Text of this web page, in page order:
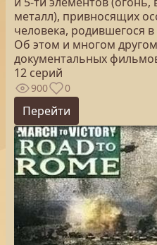
металл), привносящих
человека, родившегося
Об этом и многом
документальных
12 серий
900 0
Перейти